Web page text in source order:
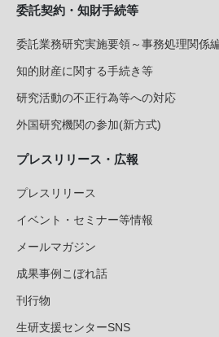
委託契約・知財手続等
委託業務研究実施要領～事務処理関係
知的財産に関する手続き等
研究活動の不正行為等への対応
外国研究機関の参加(新方式)
プレスリリース・広報
プレスリリース
イベント・セミナー等情報
メールマガジン
成果事例こぼれ話
刊行物
生研支援センターSNS